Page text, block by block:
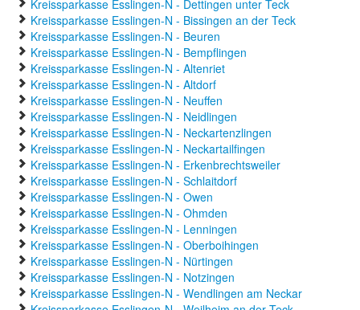
Kreissparkasse Esslingen-N - Dettingen unter Teck
Kreissparkasse Esslingen-N - Bissingen an der Teck
Kreissparkasse Esslingen-N - Beuren
Kreissparkasse Esslingen-N - Bempflingen
Kreissparkasse Esslingen-N - Altenriet
Kreissparkasse Esslingen-N - Altdorf
Kreissparkasse Esslingen-N - Neuffen
Kreissparkasse Esslingen-N - Neidlingen
Kreissparkasse Esslingen-N - Neckartenzlingen
Kreissparkasse Esslingen-N - Neckartailfingen
Kreissparkasse Esslingen-N - Erkenbrechtsweiler
Kreissparkasse Esslingen-N - Schlaitdorf
Kreissparkasse Esslingen-N - Owen
Kreissparkasse Esslingen-N - Ohmden
Kreissparkasse Esslingen-N - Lenningen
Kreissparkasse Esslingen-N - Oberboihingen
Kreissparkasse Esslingen-N - Nürtingen
Kreissparkasse Esslingen-N - Notzingen
Kreissparkasse Esslingen-N - Wendlingen am Neckar